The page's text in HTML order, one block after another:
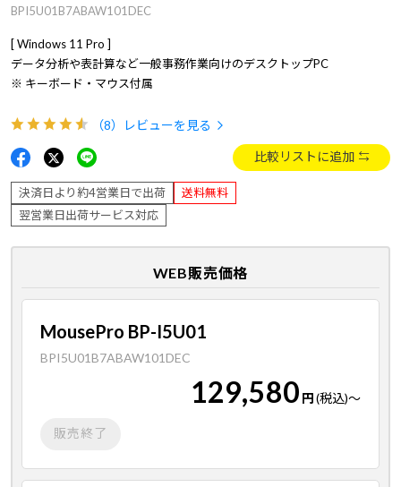
BPI5U01B7ABAW101DEC
[ Windows 11 Pro ]
データ分析や表計算など一般事務作業向けのデスクトップPC
※ キーボード・マウス付属
（8） レビューを見る
比較リストに追加
決済日より約4営業日で出荷
送料無料
翌営業日出荷サービス対応
WEB販売価格
MousePro BP-I5U01
BPI5U01B7ABAW101DEC
129,580 円(税込)～
販売終了